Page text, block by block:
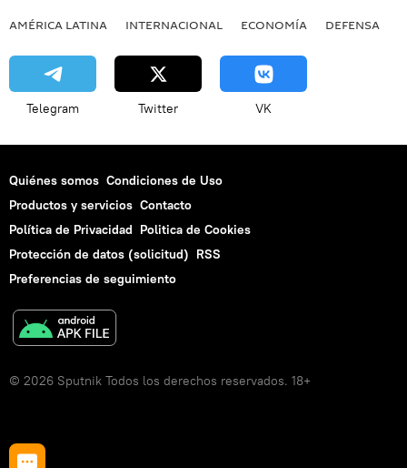
AMÉRICA LATINA INTERNACIONAL ECONOMÍA DEFENSA
Telegram Twitter VK
Quiénes somos Condiciones de Uso
Productos y servicios Contacto
Política de Privacidad Politica de Cookies
Protección de datos (solicitud) RSS
Preferencias de seguimiento
© 2026 Sputnik Todos los derechos reservados. 18+